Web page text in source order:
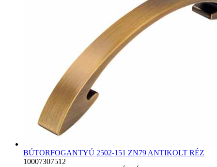
BÚTORFOGANTYÚ 2502-151 ZN79 ANTIKOLT RÉZ
10007307512